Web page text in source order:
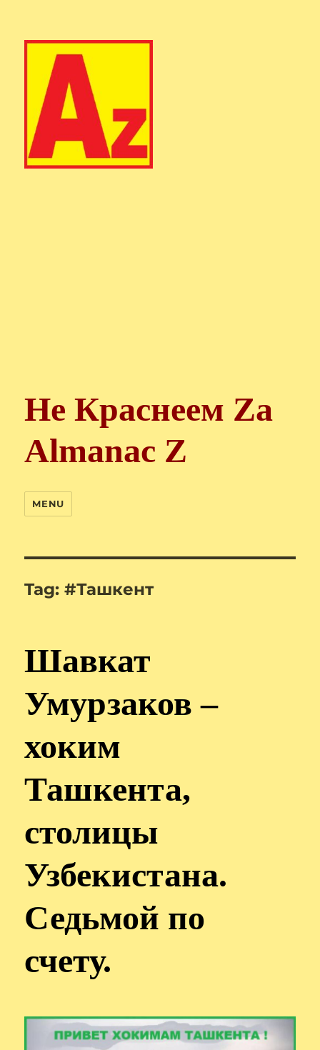
Не Краснеем Zа
Almanac Z
MENU
Tag:#Ташкент
Шавкат
Умурзаков –
хоким
Ташкента,
столицы
Узбекистана.
Седьмой по
счету.